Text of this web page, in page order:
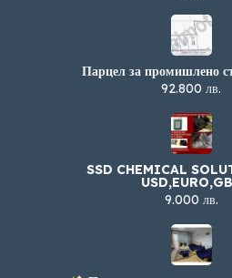
Парцел за промишлено
92.800 лв.
SSD CHEMICAL
9.000 лв.